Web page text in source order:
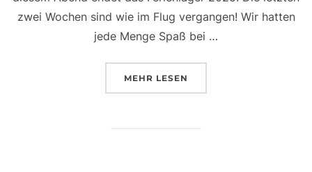
zwei Wochen sind wie im Flug vergangen! Wir hatten
jede Menge Spaß bei …
MEHR ÜBER „TAG 13, SAMSTAG,
LESEN